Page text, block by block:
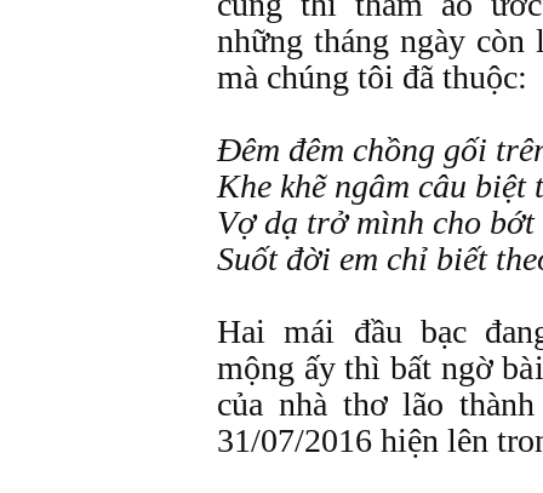
những tháng ngày còn
mà chúng tôi đã thuộc:
Đêm đêm chồng gối
Khe khẽ ngâm câu biệt
Vợ dạ trở mình cho
Suốt đời em chỉ biết
Hai mái đầu bạc
mộng ấy thì bất ngờ
của nhà thơ lão
31/07/2016 hiện lên